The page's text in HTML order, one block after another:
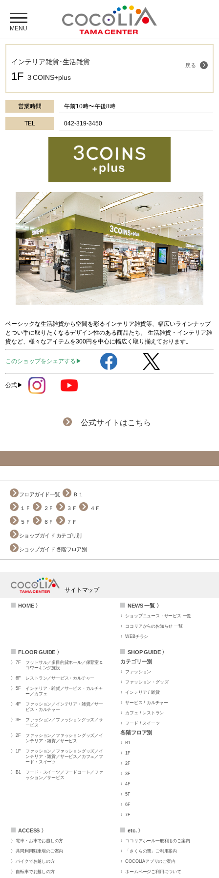
インテリア雑貨･生活雑貨 戻る
1F ３COINS+plus
営業時間 午前10時〜午後8時
TEL 042-319-3450
ベーシックな生活雑貨から空間を彩るインテリア雑貨等、幅広いラインナップ
とつい手に取りたくなるデザイン性のある商品たち。 生活雑貨・インテリア雑
貨など、様々なアイテムを300円を中心に幅広く取り揃えております。
このショップをシェアする▶
公式▶
公式サイトはこちら
フロアガイド一覧 Ｂ１
１Ｆ ２Ｆ ３Ｆ ４Ｆ
５Ｆ ６Ｆ ７Ｆ
ショップガイド カテゴリ別
ショップガイド 各階フロア別
サイトマップ
HOME 〉 NEWS 一覧 〉
ショップニュース・サービス 一覧
ココリアからのお知らせ 一覧
WEBチラシ
FLOOR GUIDE 〉
7F
フットサル／多目的貸ホール／保育室＆
コワーキング施設
6F レストラン／サービス・カルチャー
5F
インテリア・雑貨／サービス・カルチャ
ー／カフェ
4F
ファッション／インテリア・雑貨／サー
ビス・カルチャー
3F
ファッション／ファッショングッズ／サ
ービス
2F
ファッション／ファッショングッズ／イ
ンテリア・雑貨／サービス
1F
ファッション／ファッショングッズ／イ
ンテリア・雑貨／サービス／カフェ／フ
ード・スイーツ
B1
フード・スイーツ／フードコート／ファ
ッション／サービス
SHOP GUIDE 〉
カテゴリー別
ファッション
ファッション・グッズ
インテリア / 雑貨
サービス / カルチャー
カフェ / レストラン
フード / スイーツ
各階フロア別
B1
1F
2F
3F
4F
5F
6F
7F
ACCESS 〉
電車・お車でお越しの方
共同利用駐車場のご案内
バイクでお越しの方
自転車でお越しの方
etc. 〉
ココリアホール一般利用のご案内
「さくらの間」ご利用案内
COCOLIAアプリのご案内
ホームページご利用について